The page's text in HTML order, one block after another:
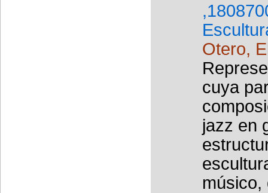
Otero,
cuya
jazz en
músico,